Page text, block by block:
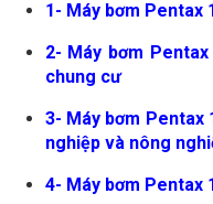
1- Máy bơm Pentax
2- Máy bơm
chung cư
3- Máy bơm Pentax
nghiệp và nông
4- Máy bơm Pentax